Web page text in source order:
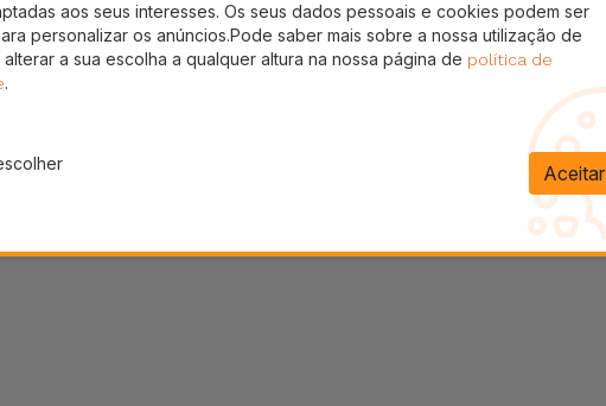
aos seus interesses. Os seus dados pessoais e cookies podem ser
personalizar os anúncios.Pode saber mais sobre a nossa utilização de
a sua escolha a qualquer altura na nossa página de política de
.
Aceitar